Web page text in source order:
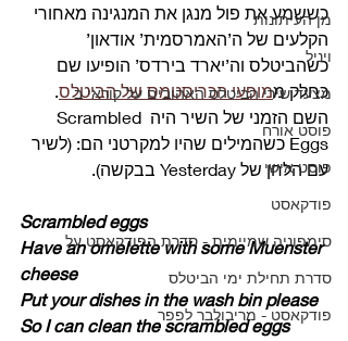
מן העיתונות
ויניל
מצעד שירי הביטלס האהובים על קוראי ב
פוסט אורח
פוסט אישי
פודקאסט
סימפוניה שמיימית - סדרת הפודקאסט על
סדרת תחילת ימי הביטלס
פודקאסט - מריבולבר לפפר
כששמע את פול מנגן את המנגינה מאחורי
הקלעים של ה’האמרסמית’ אודאון’
כשהביטלס וה’יארד בירדס’ הופיעו שם
כחלק ממופעי הכריסטמס של הביטלס
השם הזמני של השיר היה Scrambled
Eggs כשהמילים שהיו למקרטני הם: (לשיר
עם הלחן של Yesterday בבקשה).
Scrambled eggs
Have an omelette with some Muenster
cheese
Put your dishes in the wash bin please
So I can clean the scrambled eggs